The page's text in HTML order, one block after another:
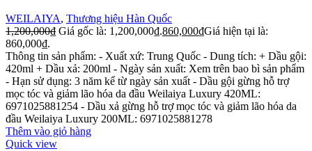
WEILAIYA, Thương hiệu Hàn Quốc
1,200,000₫ Giá gốc là: 1,200,000₫.860,000₫Giá hiện tại là:
860,000₫.
Thông tin sản phẩm: - Xuất xứ: Trung Quốc - Dung tích: + Dầu gội:
420ml + Dầu xả: 200ml - Ngày sản xuất: Xem trên bao bì sản phẩm
- Hạn sử dụng: 3 năm kể từ ngày sản xuất - Dầu gội gừng hỗ trợ
mọc tóc và giảm lão hóa da đầu Weilaiya Luxury 420ML:
6971025881254 - Dầu xả gừng hỗ trợ mọc tóc và giảm lão hóa da
đầu Weilaiya Luxury 200ML: 6971025881278
Thêm vào giỏ hàng
Quick view